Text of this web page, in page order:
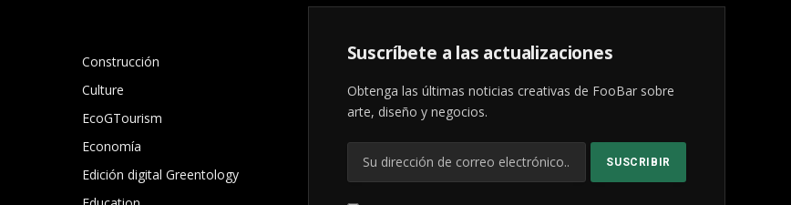
Construcción
Culture
EcoGTourism
Economía
Edición digital Greentology
Suscríbete a las actualizaciones
Obtenga las últimas noticias creativas de FooBar sobre
arte, diseño y negocios.